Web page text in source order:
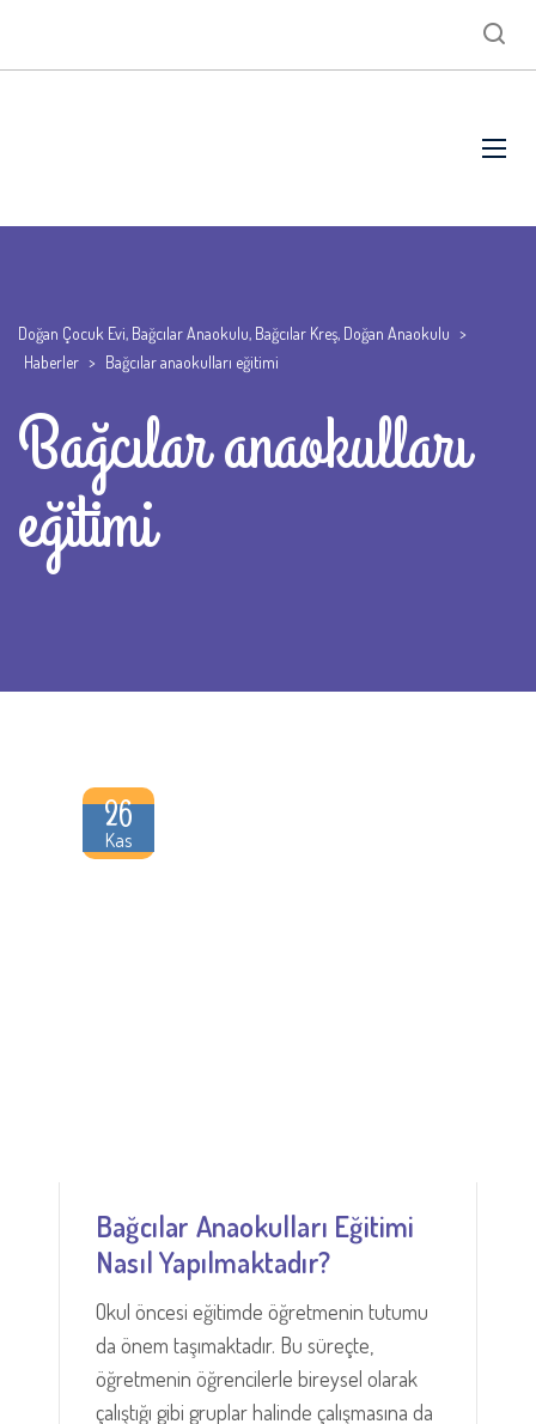
Doğan Çocuk Evi, Bağcılar Anaokulu, Bağcılar Kreş, Doğan Anaokulu >
Haberler > Bağcılar anaokulları eğitimi
Bağcılar anaokulları
eğitimi
26
Kas
Bağcılar Anaokulları Eğitimi
Nasıl Yapılmaktadır?
Okul öncesi eğitimde öğretmenin tutumu
da önem taşımaktadır. Bu süreçte,
öğretmenin öğrencilerle bireysel olarak
çalıştığı gibi gruplar halinde çalışmasına da